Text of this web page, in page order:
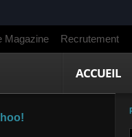
Magazine Recrutement
ACCUEIL